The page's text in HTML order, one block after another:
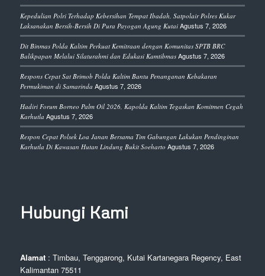
Kepedulian Polri Terhadap Kebersihan Tempat Ibadah, Satpolair Polres Kukar
Laksanakan Bersih-Bersih Di Pura Payogan Agung Kutai Agustus 7, 2026
Dit Binmas Polda Kaltim Perkuat Kemitraan dengan Komunitas SPTB BRC
Balikpapan Melalui Silaturahmi dan Edukasi Kamtibmas Agustus 7, 2026
Respons Cepat Sat Brimob Polda Kaltim Bantu Penanganan Kebakaran
Permukiman di Samarinda Agustus 7, 2026
Hadiri Forum Borneo Palm Oil 2026, Kapolda Kaltim Tegaskan Komitmen Cegah
Karhutla Agustus 7, 2026
Respon Cepat Polsek Loa Janan Bersama Tim Gabungan Lakukan Pendinginan
Karhutla Di Kawasan Hutan Lindung Bukit Soeharto Agustus 7, 2026
Hubungi Kami
Alamat: Timbau, Tenggarong, Kutai Kartanegara Regency, East
Kalimantan 75511